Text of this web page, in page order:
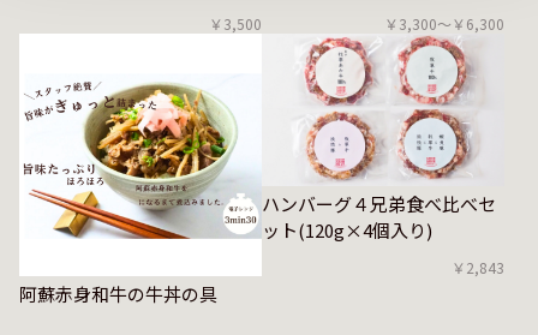
￥3,500 ￥3,300〜￥6,300
阿蘇赤身和牛の牛丼の具
ハンバーグ４兄弟食べ比べセ
ット(120g×4個入り)
￥2,843